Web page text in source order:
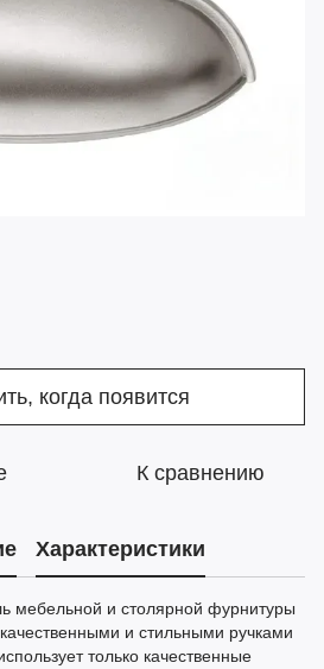
когда появится
К сравнению
Характеристики
мебельной и столярной фурнитуры
и стильными ручками
только качественные